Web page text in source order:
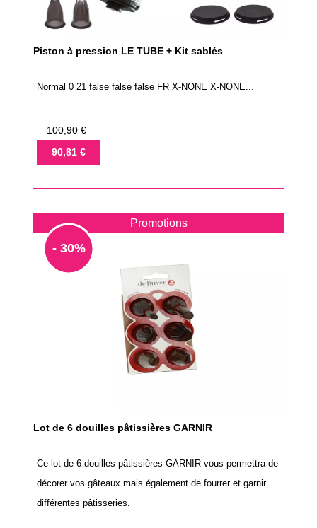
Piston à pression LE TUBE + Kit sablés
Normal 0 21 false false false FR X-NONE X-NONE...
Prix
base
100,90 €
Prix90,81 €
Promotions
- 30%
Lot de 6 douilles pâtissières GARNIR
Ce lot de 6 douilles pâtissières GARNIR vous permettra de
décorer vos gâteaux mais également de fourrer et garnir
différentes pâtisseries.